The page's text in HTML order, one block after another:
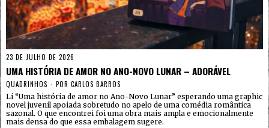
23 DE JULHO DE 2026
UMA HISTÓRIA DE AMOR NO ANO-NOVO LUNAR – ADORÁVEL
QUADRINHOS POR CARLOS BARROS
Li “Uma história de amor no Ano-Novo Lunar” esperando uma graphic
novel juvenil apoiada sobretudo no apelo de uma comédia romântica
sazonal. O que encontrei foi uma obra mais ampla e emocionalmente
mais densa do que essa embalagem sugere.